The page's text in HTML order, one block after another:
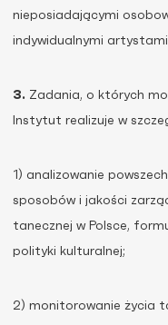
nieposiadającymi
indywidualnymi
3. Zadania, o których
Instytut realizuje w
1) analizowanie
sposobów i jakości
tanecznej w Polsce,
polityki kulturalnej;
2) monitorowanie życia